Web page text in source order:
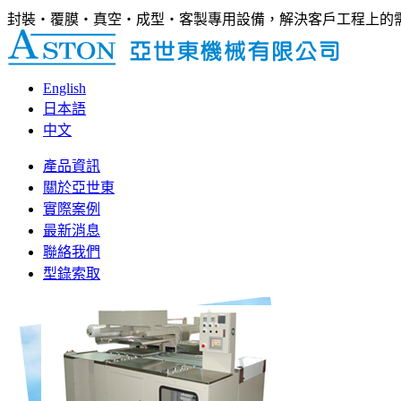
封裝‧覆膜‧真空‧成型‧客製專用設備，解決客戶工程上的
English
日本語
中文
產品資訊
關於亞世東
實際案例
最新消息
聯絡我們
型錄索取